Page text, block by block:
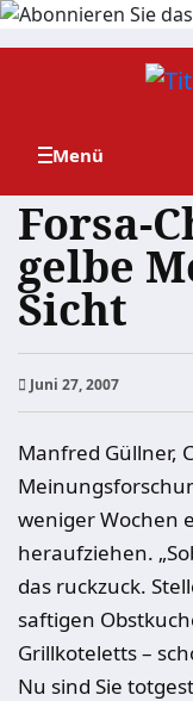
Zum
Forsa-
gelbe
Sicht
Juni 27, 2007
Manfred Güllner,
weniger Wochen
heraufziehen.
das ruckzuck.
saftigen
Grillkoteletts –
Nu sind Sie